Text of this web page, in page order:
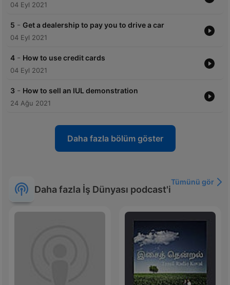
04 Eyl 2021
5 - Get a dealership to pay you to drive a car
04 Eyl 2021
4 - How to use credit cards
04 Eyl 2021
3 - How to sell an IUL demonstration
24 Ağu 2021
Daha fazla bölüm göster
Daha fazla İş Dünyası podcast'i
Tümünü gör